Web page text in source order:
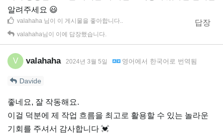
알려주세요 😃
답장
valahaha 님이 이 게시물을 좋아합니다..
valahaha님이 이에 답장했습니다.
V valahaha 2024년 3월 5일 영어 에서 한국어 로 번역됨
Davide
좋네요, 잘 작동해요.
이걸 덕분에 제 작업 흐름을 최고로 활용할 수 있는 놀라운
기회를 주셔서 감사합니다 💓